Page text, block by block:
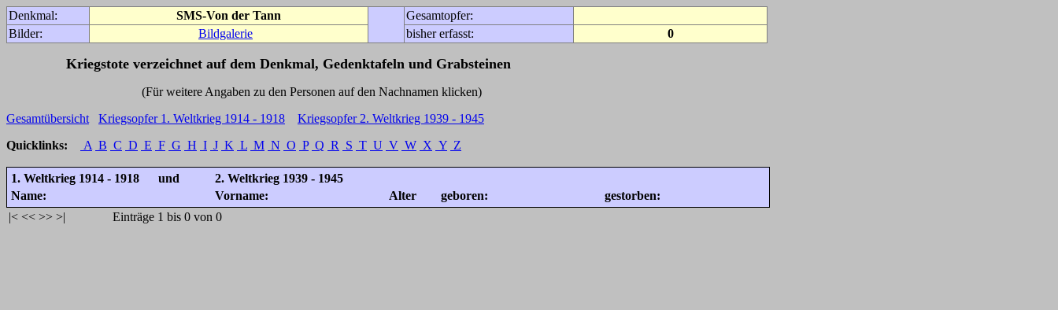
Denkmal: SMS-Von der Tann
Gesamtopfer:
Bilder:
Bildgalerie bisher erfasst: 0
Kriegstote verzeichnet auf dem Denkmal, Gedenktafeln und Grabsteinen
(Für weitere Angaben zu den Personen auf den Nachnamen klicken)
Gesamtübersicht
Kriegsopfer 1. Weltkrieg 1914 - 1918
Kriegsopfer 2. Weltkrieg 1939 - 1945
Quicklinks:
A B C D E F G H I J K L M N O P Q R S T U V W X Y Z
1. Weltkrieg 1914 - 1918 und
2. Weltkrieg 1939 - 1945
Name:
Vorname: Alter geboren:
gestorben:
|< << >> >| Einträge 1 bis 0 von 0